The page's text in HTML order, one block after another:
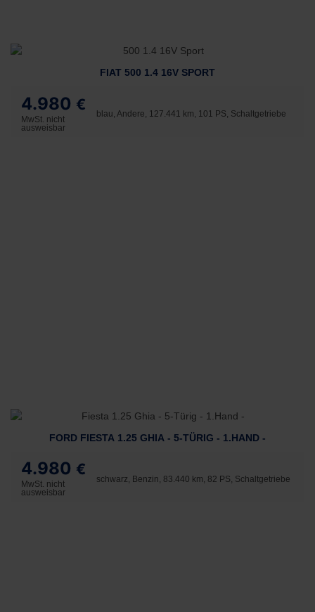
FIAT 500 1.4 16V SPORT
4.980 €
MwSt. nicht
ausweisbar
blau, Andere, 127.441 km, 101 PS, Schaltgetriebe
FORD FIESTA 1.25 GHIA - 5-TÜRIG - 1.HAND -
4.980 €
MwSt. nicht
ausweisbar
schwarz, Benzin, 83.440 km, 82 PS, Schaltgetriebe